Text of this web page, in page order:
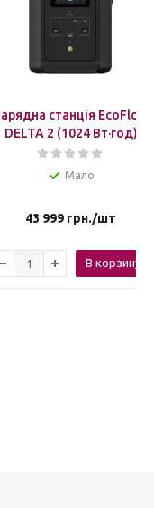
станція EcoFlow
DELTA 2 (1024 Вт·год)
Мало
43 999 грн./шт
В корзину